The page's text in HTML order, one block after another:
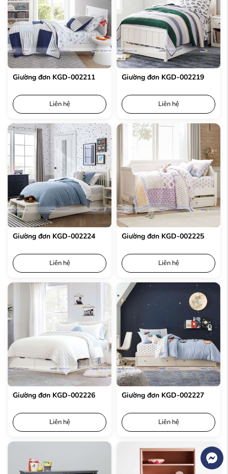
Giường đơn KGD-002211
Liên hệ
Giường đơn KGD-002219
Liên hệ
Giường đơn KGD-002224
Liên hệ
Giường đơn KGD-002225
Liên hệ
Giường đơn KGD-002226
Liên hệ
Giường đơn KGD-002227
Liên hệ